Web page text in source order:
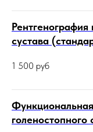
сустава
1 500 руб
голеностопного